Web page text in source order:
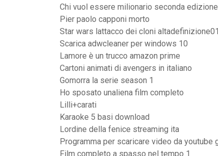
Chi vuol essere milionario seconda
Pier paolo capponi morto
Star wars lattacco dei cloni altadefinizione01
Scarica adwcleaner per windows 10
Lamore è un trucco amazon prime
Cartoni animati di avengers in italiano
Gomorra la serie season 1
Ho sposato unaliena film completo
Lilli+carati
Karaoke 5 basi download
Lordine della fenice streaming ita
Programma per scaricare video da youtube
Film completo a spasso nel tempo 1